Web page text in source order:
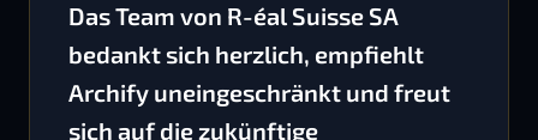
Das Team von R-éal Suisse SA
bedankt sich herzlich, empfiehlt
Archify uneingeschränkt und freut
sich auf die zukünftige